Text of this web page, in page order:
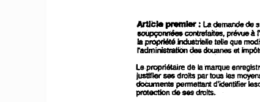
ArtIcle pAtinler : Lademande
IOÙpçOnnéee eontI8faltes, prévueà
la propriétéi1duatrlèJle telle que
radministiabdeackxIanes et
le.propriétS.ite dè la mayque
JustIfJer ses droits par tous !es
dOéumernspemiettant d'idetltlfier
ptOtection déHS drolts.